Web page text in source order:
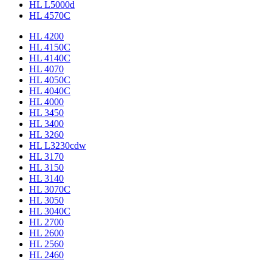
HL L5000d
HL 4570C
HL 4200
HL 4150C
HL 4140C
HL 4070
HL 4050C
HL 4040C
HL 4000
HL 3450
HL 3400
HL 3260
HL L3230cdw
HL 3170
HL 3150
HL 3140
HL 3070C
HL 3050
HL 3040C
HL 2700
HL 2600
HL 2560
HL 2460